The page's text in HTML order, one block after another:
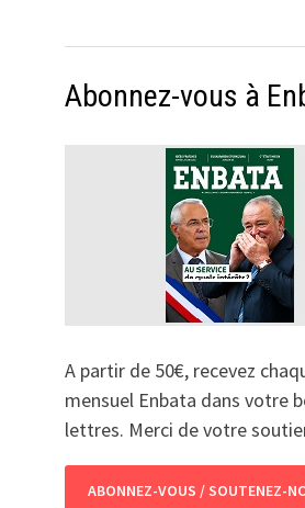
Abonnez-vous à
A partir de 50€, recevez
mensuel Enbata dans votre
lettres. Merci de votre
ABONNEZ-VOUS / SOUTENEZ-